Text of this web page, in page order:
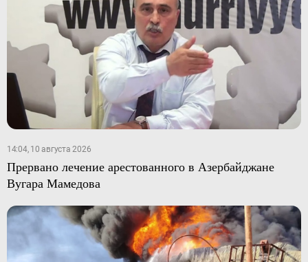
14:04, 10 августа 2026
Прервано лечение арестованного в Азербайджане
Вугара Мамедова